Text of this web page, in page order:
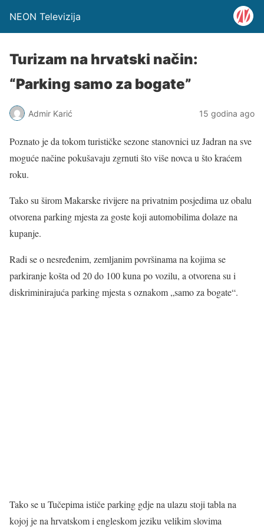
NEON Televizija
Turizam na hrvatski način:
“Parking samo za bogate”
Admir Karić 15 godina ago
Poznato je da tokom turističke sezone stanovnici uz Jadran na sve
moguće načine pokušavaju zgrnuti što više novca u što kraćem
roku.
Tako su širom Makarske rivijere na privatnim posjedima uz obalu
otvorena parking mjesta za goste koji automobilima dolaze na
kupanje.
Radi se o nesređenim, zemljanim površinama na kojima se
parkiranje košta od 20 do 100 kuna po vozilu, a otvorena su i
diskriminirajuća parking mjesta s oznakom „samo za bogate“.
Tako se u Tučepima ističe parking gdje na ulazu stoji tabla na
kojoj je na hrvatskom i engleskom jeziku velikim slovima